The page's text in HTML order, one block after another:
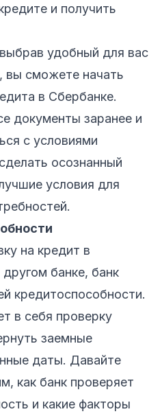
и получить
удобный для вас
вы сможете начать
в Сбербанке.
документы заранее и
с условиями
осознанный
условия для
на кредит в
банке, банк
кредитоспособности.
в себя проверку
заемные
даты. Давайте
как банк проверяет
и какие факторы